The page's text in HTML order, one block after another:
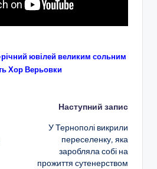
ювілей великим сольним
Хор Верьовки
Наступний запис
У Тернополі викрили
переселенку, яка
заробляла собі на
прожиття сутенерством